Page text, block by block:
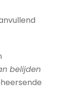
belijden